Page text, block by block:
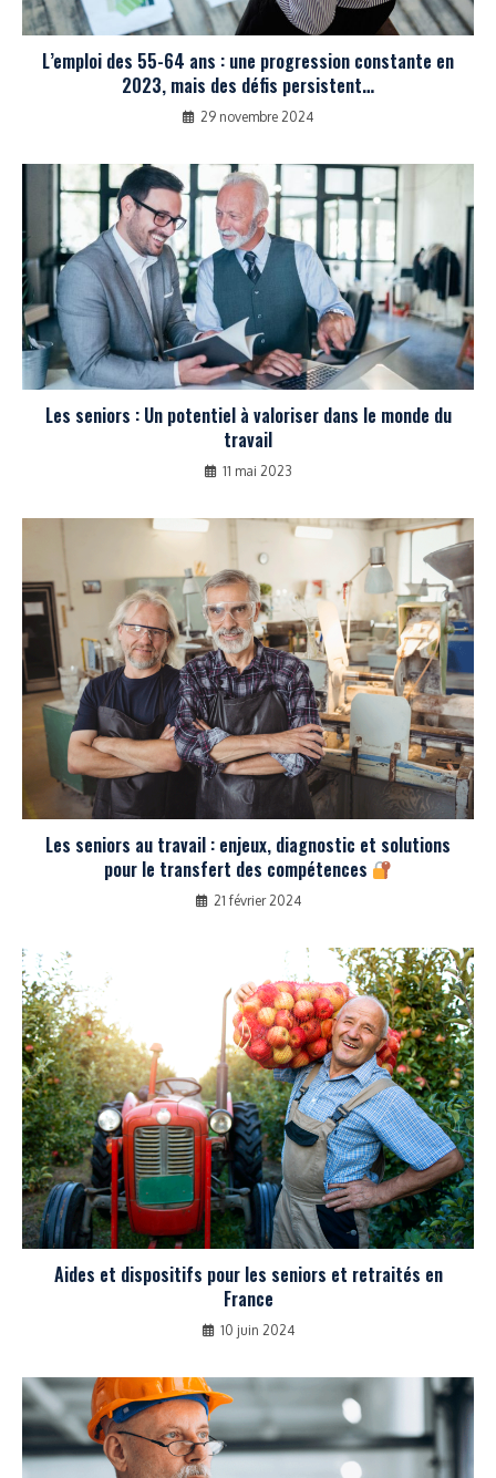
L’emploi des 55-64 ans : une progression constante en
2023, mais des défis persistent…
29 novembre 2024
Les seniors : Un potentiel à valoriser dans le monde du
travail
11 mai 2023
Les seniors au travail : enjeux, diagnostic et solutions
pour le transfert des compétences
21 février 2024
Aides et dispositifs pour les seniors et retraités en
France
10 juin 2024